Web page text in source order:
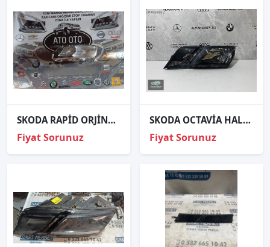
SKODA RAPİD ORJİNAL ÇIKMA SOL FAR
Fiyat Sorunuz
SKODA OCTAVİA HALOJEN SOL FAR ORJİNAL
Fiyat Sorunuz